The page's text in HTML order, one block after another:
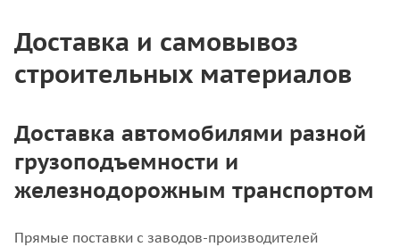
Доставка и самовывоз
строительных материалов
Доставка автомобилями разной
грузоподъемности и
железнодорожным транспортом
Прямые поставки с заводов-производителей